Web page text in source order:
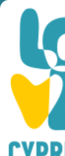
You are here:
RESTAURANT (
AGIOS